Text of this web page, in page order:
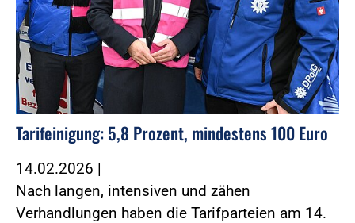
Tarifeinigung: 5,8 Prozent, mindestens 100 Euro
14.02.2026 |
Nach langen, intensiven und zähen
Verhandlungen haben die Tarifparteien am 14.